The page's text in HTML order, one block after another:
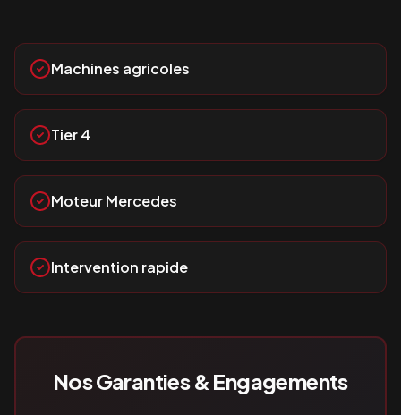
Machines agricoles
Tier 4
Moteur Mercedes
Intervention rapide
Nos Garanties & Engagements